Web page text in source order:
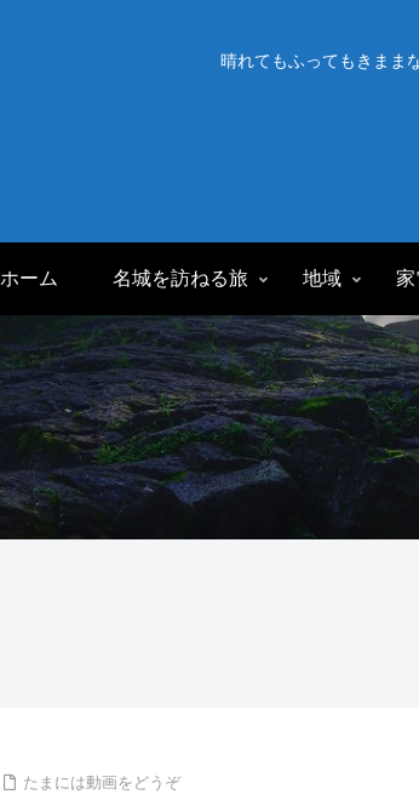
晴れてもふってもきまま
ホーム 名城を訪ねる旅 地域 家
たまには動画をどうぞ